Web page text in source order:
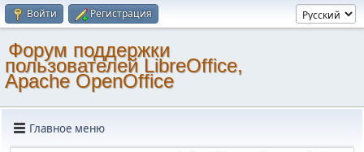
Войти Регистрация
Форум поддержки
пользователей LibreOffice,
Apache OpenOffice
Главное меню